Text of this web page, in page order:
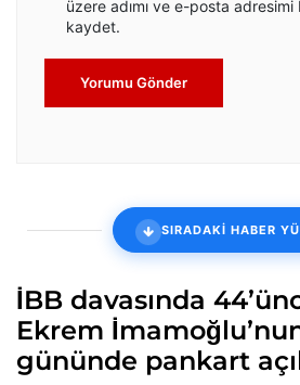
üzere adımı ve e-posta adresimi
kaydet.
Yorumu Gönder
SIRADAKİ HABER
İBB davasında
Ekrem
gününde pankart